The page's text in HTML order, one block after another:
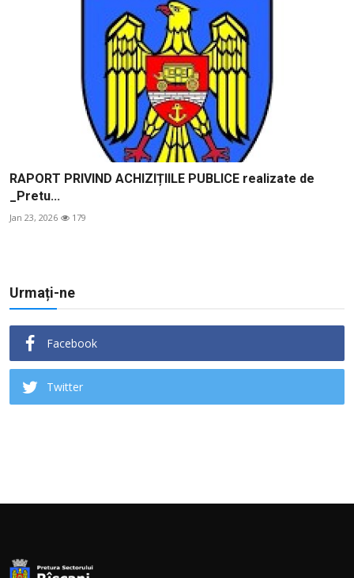
RAPORT PRIVIND ACHIZIȚIILE PUBLICE realizate de
_Pretu...
Jan 23, 2026 179
Urmați-ne
Facebook
Twitter